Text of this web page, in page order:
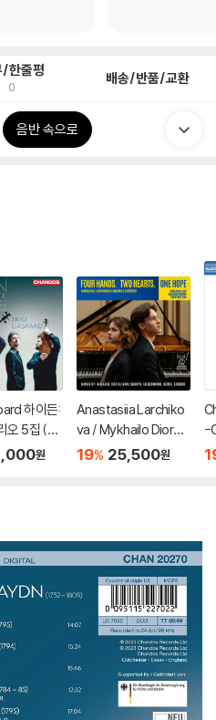
/한줄평
0 배송/반품/교환
음반 속으로
하이든:
오 5집 (Ha
원
Anastasiia Larchiko
va / Mykhailo Diordii
ev 피아노 2중주 연주
19% 25,500원
-